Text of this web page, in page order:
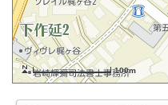
100m